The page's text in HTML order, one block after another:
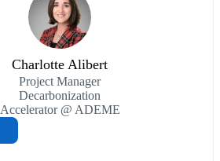
Charlotte Alibert
Project Manager
Decarbonization
Accelerator @ ADEME